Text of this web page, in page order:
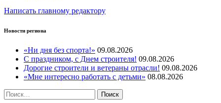
Написать главному редактору
Новости региона
«Ни дня без спорта!» 09.08.2026
С праздником, с Днем строителя! 09.08.2026
Дорогие строители и ветераны отрасли! 09.08.2026
«Мне интересно работать с детьми» 08.08.2026
Найти: